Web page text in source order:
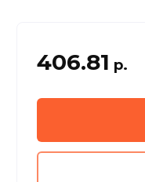
406.81 р.